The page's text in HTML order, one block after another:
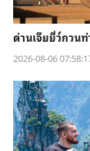
ด่านเจียยี่ว์กวน
2026-08-06